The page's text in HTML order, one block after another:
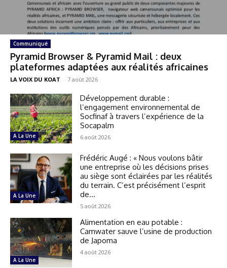
Communiqué
Pyramid Browser & Pyramid Mail : deux
plateformes adaptées aux réalités africaines
LA VOIX DU KOAT - 7 août 2026
A La Une
Développement durable :
l’engagement environnemental de
Socfinaf à travers l’expérience de la
Socapalm
6 août 2026
A La Une
Frédéric Augé : « Nous voulons bâtir
une entreprise où les décisions prises
au siège sont éclairées par les réalités
du terrain. C’est précisément l’esprit
de...
5 août 2026
A La Une
Alimentation en eau potable :
Camwater sauve l’usine de production
de Japoma
4 août 2026